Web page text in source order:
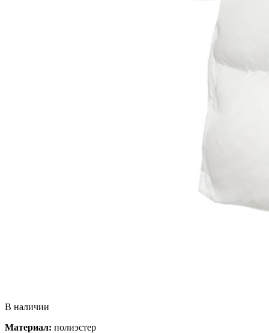
В наличии
Материал: полиэстер